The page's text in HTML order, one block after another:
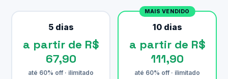
5 dias
a partir de R$
67,90
até 60% off · ilimitado
MAIS VENDIDO
10 dias
a partir de R$
111,90
até 60% off · ilimitado